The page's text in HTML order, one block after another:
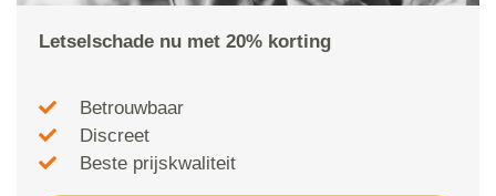
Letselschade nu met 20% korting
Betrouwbaar
Discreet
Beste prijskwaliteit